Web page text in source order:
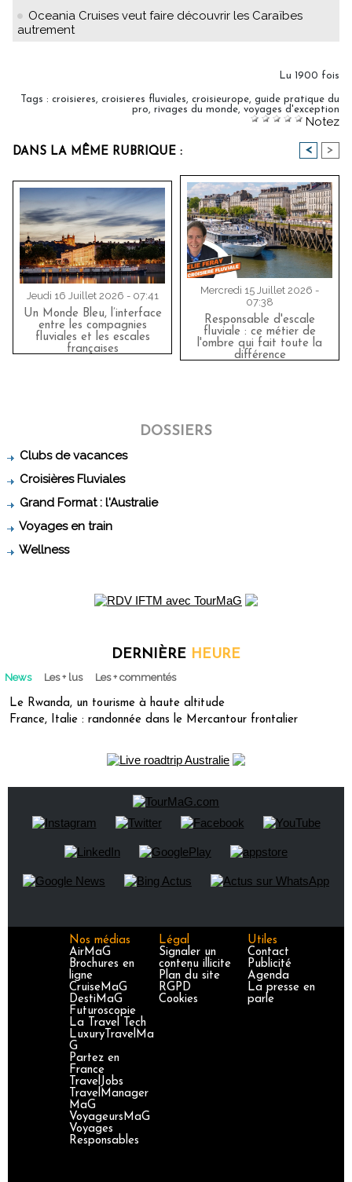
Oceania Cruises veut faire découvrir les Caraïbes
autrement
Lu 1900 fois
Tags : croisieres, croisieres fluviales, croisieurope, guide pratique du
pro, rivages du monde, voyages d'exception
Notez
DANS LA MÊME RUBRIQUE : < >
Jeudi 16 Juillet 2026 - 07:41
Un Monde Bleu, l’interface
entre les compagnies
fluviales et les escales
françaises
Mercredi 15 Juillet 2026 -
07:38
Responsable d'escale
fluviale : ce métier de
l'ombre qui fait toute la
différence
DOSSIERS
Clubs de vacances
Croisières Fluviales
Grand Format : l'Australie
Voyages en train
Wellness
DERNIÈRE HEURE
News Les + lus Les + commentés
Le Rwanda, un tourisme à haute altitude
France, Italie : randonnée dans le Mercantour frontalier
Nos médias
AirMaG
Brochures en
ligne
CruiseMaG
DestiMaG
Futuroscopie
La Travel Tech
LuxuryTravelMa
G
Partez en
France
TravelJobs
TravelManager
MaG
VoyageursMaG
Voyages
Responsables
Légal
Signaler un
contenu illicite
Plan du site
RGPD
Cookies
Utiles
Contact
Publicité
Agenda
La presse en
parle